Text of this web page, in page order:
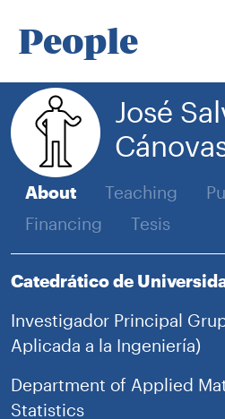
People
José
About Teaching
Financing
Tesis
Catedrático de
Investigador Principal
Aplicada a la Ingeniería)
Department of Applied
Statistics